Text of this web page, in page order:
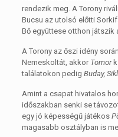
rendezik meg. A Torony
Bucsu az utolsó előtti
Bő együttese otthon játszik
A Torony az őszi idény
Nemeskoltát, akkor Tomor
találatokon pedig Buday,
Amint a csapat hivatalos
időszakban senki se
egy jó képességű játékos
magasabb osztályban is